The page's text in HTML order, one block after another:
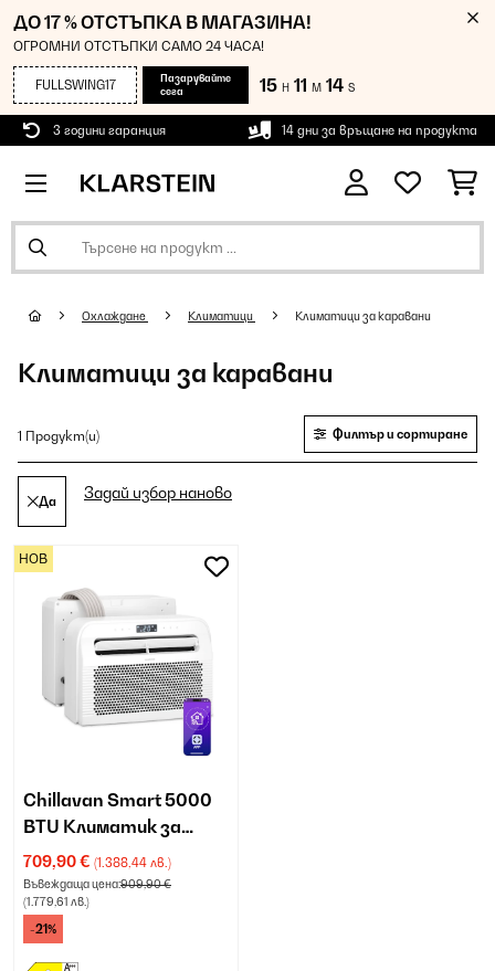
ДО 17 % ОТСТЪПКА В МАГАЗИНА!
ОГРОМНИ ОТСТЪПКИ САМО 24 ЧАСА!
FULLSWING17
Пазарувайте
сега
15 H 11 M 14 S
3 години гаранция 14 дни за връщане на продукта
Охлаждане Климатици Климатици за каравани
Климатици за каравани
1 Продукт(и) Филтър и сортиране
Да Задай избор наново
Chillavan Smart 5000
BTU Климатик за
каравана Бяло
709,90 € (1.388,44 лв.)
Въвеждаща цена:909,90 €
(1.779,61 лв.)
-21%
НОВ